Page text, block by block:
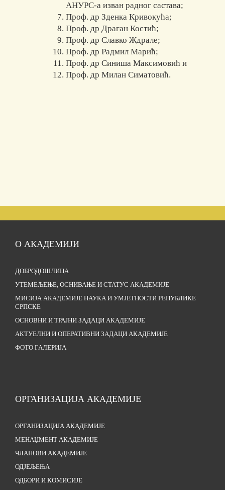
АНУРС-а изван радног састава;
Проф. др Зденка Кривокућа;
Проф. др Драган Костић;
Проф. др Славко Ждрале;
Проф. др Радмил Марић;
Проф. др Синиша Максимовић и
Проф. др Милан Симатовић.
О АКАДЕМИЈИ
ДОБРОДОШЛИЦА
УТЕМЕЉЕЊЕ, ОСНИВАЊЕ И СТАТУС АКАДЕМИЈЕ
МИСИЈА АКАДЕМИЈЕ НАУКА И УМЈЕТНОСТИ РЕПУБЛИКЕ
СРПСКЕ
ОСНОВНИ И ТРАЈНИ ЗАДАЦИ АКАДЕМИЈЕ
АКТУЕЛНИ И ОПЕРАТИВНИ ЗАДАЦИ АКАДЕМИЈЕ
ФОТО ГАЛЕРИЈА
ОРГАНИЗАЦИЈА АКАДЕМИЈЕ
ОРГАНИЗАЦИЈА АКАДЕМИЈЕ
МЕНАЏМЕНТ АКАДЕМИЈЕ
ЧЛАНОВИ АКАДЕМИЈЕ
ОДЈЕЉЕЊА
ОДБОРИ И КОМИСИЈЕ